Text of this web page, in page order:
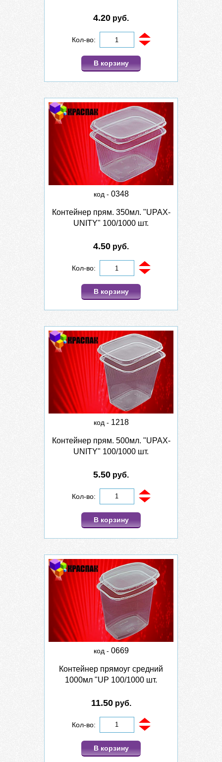
4.20 руб.
Кол-во:
В корзину
код - 0348
Контейнер прям. 350мл. "UPAX-
UNITY" 100/1000 шт.
4.50 руб.
Кол-во:
В корзину
код - 1218
Контейнер прям. 500мл. "UPAX-
UNITY" 100/1000 шт.
5.50 руб.
Кол-во:
В корзину
код - 0669
Контейнер прямоуг средний
1000мл "UP 100/1000 шт.
11.50руб.
Кол-во:
В корзину